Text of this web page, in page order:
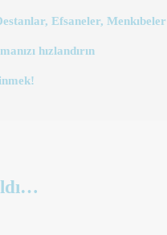
Efsaneler, Menkıbeler
hızlandırın